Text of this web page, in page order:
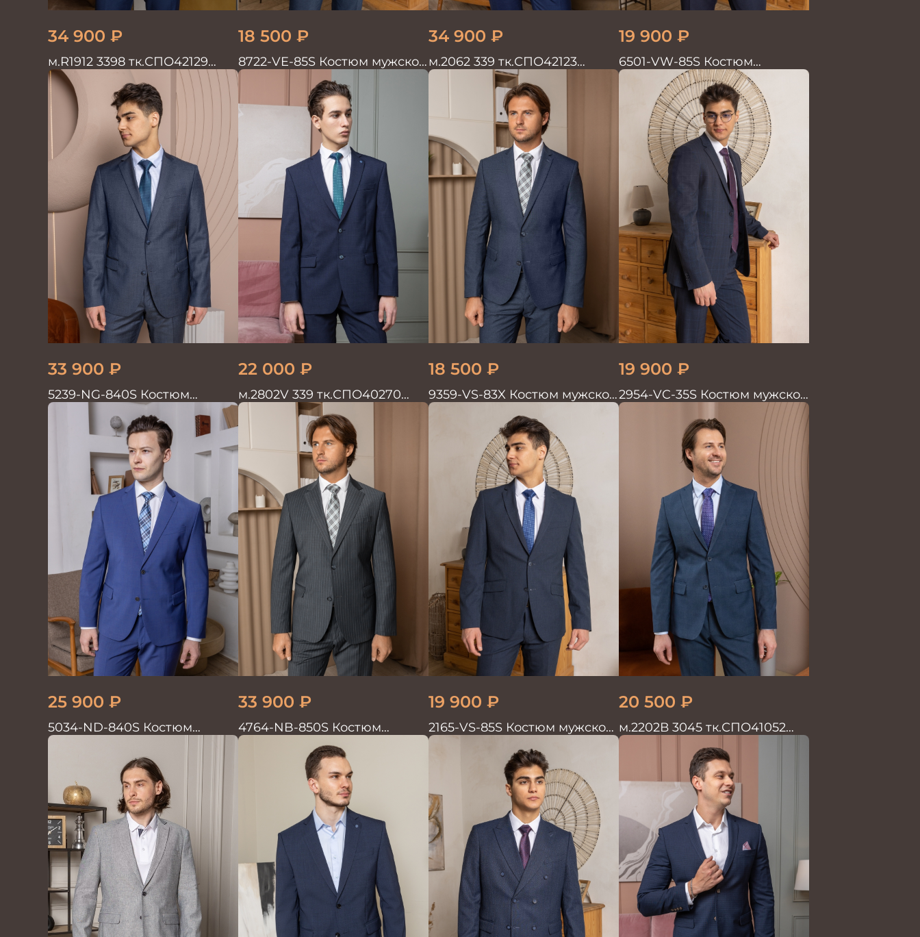
34 900 ₽
м.R1912 3398 тк.СПО42129
Костюм мужской
18 500 ₽
8722-VE-85S Костюм мужской
двойка
34 900 ₽
м.2062 339 тк.СПО42123
Костюм мужской однотон
красивый синий
19 900 ₽
6501-VW-85S Костюм
мужской двойка
33 900 ₽
5239-NG-840S Костюм
мужской двойка
22 000 ₽
м.2802V 339 тк.СПО40270
Костюм мужской
18 500 ₽
9359-VS-83X Костюм мужской
двойка
19 900 ₽
2954-VC-35S Костюм мужской
двойка
25 900 ₽
5034-ND-840S Костюм
мужской двойка
33 900 ₽
4764-NB-850S Костюм
мужской двойка в полоску
19 900 ₽
2165-VS-85S Костюм мужской
двойка
20 500 ₽
м.2202В 3045 тк.СПО41052
Костюм мужской